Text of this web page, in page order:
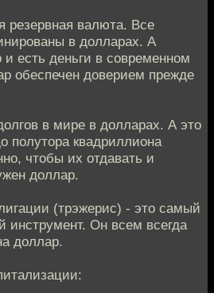
резервная валюта. Все
в долларах. А
есть деньги в современном
обеспечен доверием прежде
в мире в долларах. А это
полутора квадриллиона
чтобы их отдавать и
доллар.
(трэжерис) - это самый
инструмент. Он всем всегда
доллар.